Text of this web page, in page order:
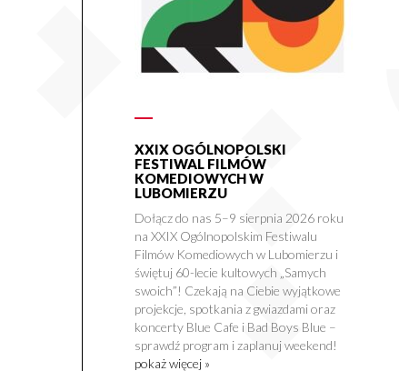
XXIX OGÓLNOPOLSKI
FESTIWAL FILMÓW
KOMEDIOWYCH W
LUBOMIERZU
Dołącz do nas 5–9 sierpnia 2026 roku
na XXIX Ogólnopolskim Festiwalu
Filmów Komediowych w Lubomierzu i
świętuj 60-lecie kultowych „Samych
swoich”! Czekają na Ciebie wyjątkowe
projekcje, spotkania z gwiazdami oraz
koncerty Blue Cafe i Bad Boys Blue –
sprawdź program i zaplanuj weekend!
pokaż więcej »